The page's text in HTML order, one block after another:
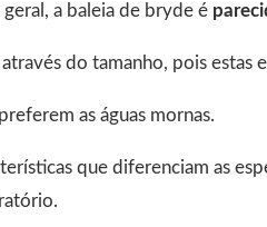
a baleia de bryde é
do tamanho, pois estas
as águas mornas.
que diferenciam as